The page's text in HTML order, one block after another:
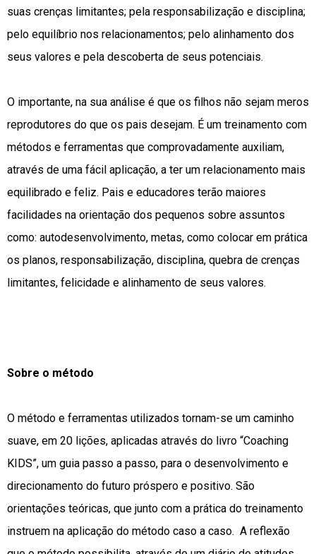
suas crenças limitantes; pela responsabilização e disciplina;
pelo equilíbrio nos relacionamentos; pelo alinhamento dos
seus valores e pela descoberta de seus potenciais.
O importante, na sua análise é que os filhos não sejam meros
reprodutores do que os pais desejam. É um treinamento com
métodos e ferramentas que comprovadamente auxiliam,
através de uma fácil aplicação, a ter um relacionamento mais
equilibrado e feliz. Pais e educadores terão maiores
facilidades na orientação dos pequenos sobre assuntos
como: autodesenvolvimento, metas, como colocar em prática
os planos, responsabilização, disciplina, quebra de crenças
limitantes, felicidade e alinhamento de seus valores.
Sobre o método
O método e ferramentas utilizados tornam-se um caminho
suave, em 20 lições, aplicadas através do livro “Coaching
KIDS”, um guia passo a passo, para o desenvolvimento e
direcionamento do futuro próspero e positivo. São
orientações teóricas, que junto com a prática do treinamento
instruem na aplicação do método caso a caso. A reflexão